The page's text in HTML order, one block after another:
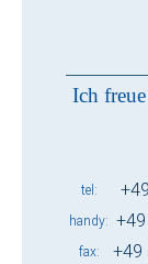
Ich
tel
handy
fax +49